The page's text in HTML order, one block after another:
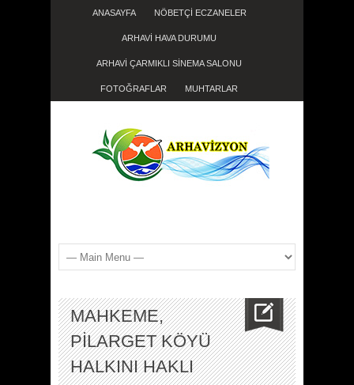
ANASAYFA NÖBETÇİ ECZANELER
ARHAVİ HAVA DURUMU
ARHAVİ ÇARMIKLI SİNEMA SALONU
FOTOĞRAFLAR MUHTARLAR
MAHKEME,
PİLARGET KÖYÜ
HALKINI HAKLI